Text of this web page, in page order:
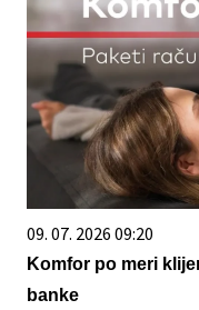
09. 07. 2026 09:20
Komfor po meri
banke